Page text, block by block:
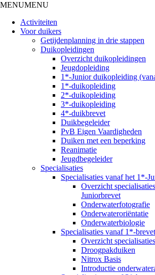
MENUMENU
Activiteiten
Voor duikers
Getijdenplanning in drie stappen
Duikopleidingen
Overzicht duikopleidingen
Jeugdopleiding
1*-Junior duikopleiding
1*-duikopleiding
2*-duikopleiding
3*-duikopleiding
4*-duikbrevet
Duikbegeleider
PvB Eigen Vaardigheden
Duiken met een beperking
Reanimatie
Jeugdbegeleider
Specialisaties
Specialisaties vanaf het 1*-
Overzicht
Juniorbrevet
Onderwaterfotografie
Onderwateroriëntatie
Onderwaterbiologie
Specialisaties vanaf 1*-brevet
Overzicht
Droogpakduiken
Nitrox Basis
Introductie